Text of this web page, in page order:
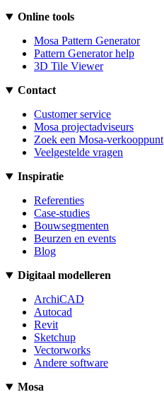
Online tools
Mosa Pattern Generator
Pattern Generator help
3D Tile Viewer
Contact
Customer service
Mosa projectadviseurs
Zoek een Mosa-verkooppunt
Veelgestelde vragen
Inspiratie
Referenties
Case-studies
Bouwsegmenten
Beurzen en events
Blog
Digitaal modelleren
ArchiCAD
Autocad
Revit
Sketchup
Vectorworks
Andere software
Mosa